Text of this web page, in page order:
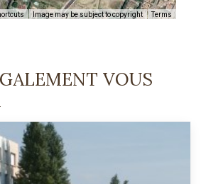
Image may be subject to copyright Terms
VOUS